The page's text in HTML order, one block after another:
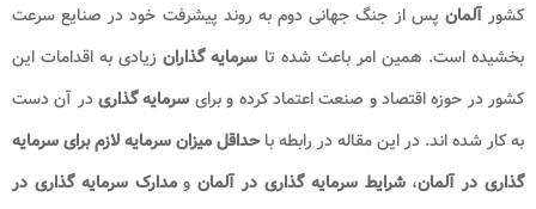
کشورآلمان پس از جنگ جهانی دوم به روند پیشرفت خود در صنایع سرعت
بخشیده است. همین امر باعث شده تا سرمایه گذارانزیادی به اقدامات این
کشور در حوزه اقتصاد و صنعت اعتماد کرده و برای سرمایهگذاریدر آن دست
به کار شده اند. در این مقاله در رابطه باحداقل میزان سرمایه لازم برای سرمایه
گذاری در آلمان​،شرایط سرمایه گذاری در آلمان​ومدارک سرمایه گذاری در